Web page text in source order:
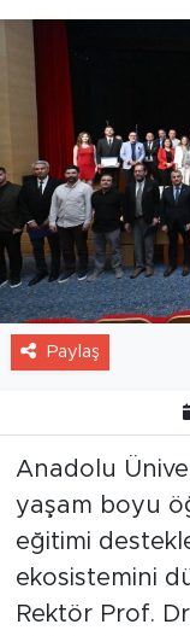
Paylaş
Anadolu
yaşam boyu
eğitimi
ekosistemini
Rektör Prof.